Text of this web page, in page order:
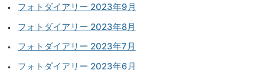
フォトダイアリー 2023年9月
フォトダイアリー 2023年8月
フォトダイアリー 2023年7月
フォトダイアリー 2023年6月